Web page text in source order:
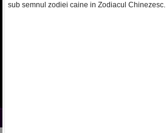
sub semnul zodiei caine in Zodiacul Chinezesc.